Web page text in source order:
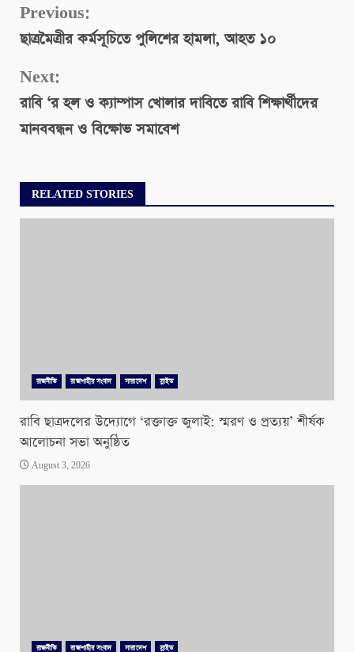
Continue
Reading
Previous:
ছাত্রমৈত্রীর কর্মসূচিতে পুলিশের হামলা, আহত ১০
Next:
রাবি ‘র হল ও ক্যাম্পাস খোলার দাবিতে রাবি শিক্ষার্থীদের
মানববন্ধন ও বিক্ষোভ সমাবেশ
RELATED STORIES
রাজনীতি রাজশাহীর সংবাদ সারাদেশ স্লাইড
রাবি ছাত্রদলের উদ্যোগে ‘রক্তাক্ত জুলাই: স্মরণ ও প্রত্যয়’ শীর্ষক
আলোচনা সভা অনুষ্ঠিত
August 3, 2026
রাজনীতি রাজশাহীর সংবাদ সারাদেশ স্লাইড